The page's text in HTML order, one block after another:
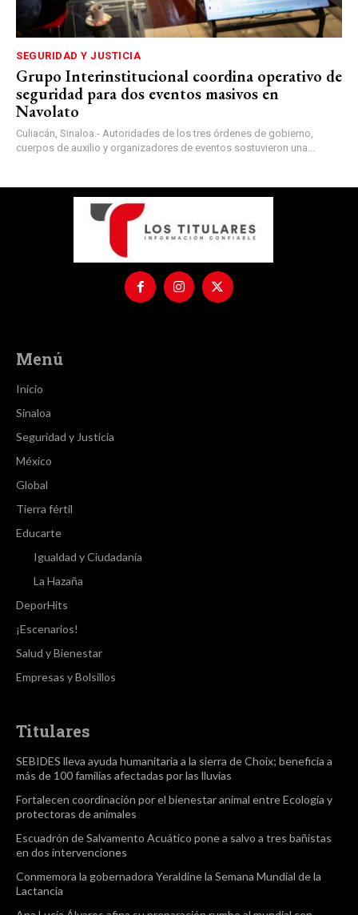
SEGURIDAD Y JUSTICIA
Grupo Interinstitucional coordina operativo de
seguridad para dos eventos masivos en
Navolato
Culiacán, Sinaloa.- Autoridades de los tres órdenes de gobierno,
cuerpos de auxilio y organizadores de eventos sostuvieron una...
Menú
Inicio
Sinaloa
Seguridad y Justicia
México
Global
Tierra fértil
Educarte
Igualdad y Ciudadanía
La Hazaña
DeporHits
¡Escenarios!
Salud y Bienestar
Empresas y Bolsillos
Titulares
SEBIDES lleva ayuda humanitaria a la sierra de Choix; beneficia a
más de 100 familias afectadas por las lluvias
Fortalecen coordinación por el bienestar animal entre Ecología y
protectoras de animales
Escuadrón de Salvamento Acuático pone a salvo a tres bañistas
en dos intervenciones
Conmemora la gobernadora Yeraldine la Semana Mundial de la
Lactancia